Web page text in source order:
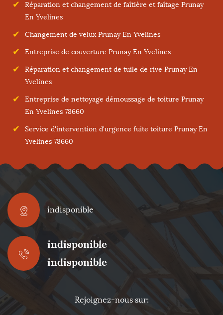
Réparation et changement de faîtière et faîtage Prunay
En Yvelines
Changement de velux Prunay En Yvelines
Entreprise de couverture Prunay En Yvelines
Réparation et changement de tuile de rive Prunay En
Yvelines
Entreprise de nettoyage démoussage de toiture Prunay
En Yvelines 78660
Service d'intervention d'urgence fuite toiture Prunay En
Yvelines 78660
indisponible
indisponible
indisponible
Rejoignez-nous sur: